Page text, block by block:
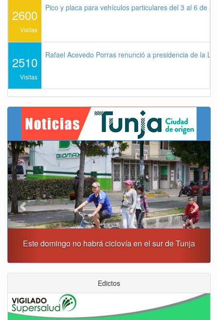
2600
Visitas
Pico y placa para vehículos particulares del 3 al 6 de
2510
Visitas
Rafael Acevedo Porras renunció a presidencia de la
Este domingo no habrá ciclovía en el sur de Tunja
Previous Next
Edictos